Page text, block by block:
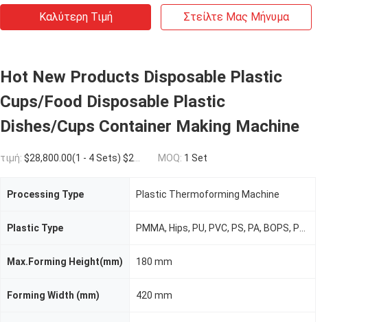
Καλύτερη Τιμή Στείλτε Μας Μήνυμα
Hot New Products Disposable Plastic
Cups/Food Disposable Plastic
Dishes/Cups Container Making Machine
τιμή: $28,800.00(1 - 4 Sets) $28,200.00(5 - 9 Sets) $27,000.00(10 - 19 Sets) $25,600.00(>=20 Sets) MOQ: 1 Set
Processing Type Plastic Thermoforming Machine
Plastic Type
Max.Forming Height(mm) 180 mm
Forming Width (mm) 420 mm